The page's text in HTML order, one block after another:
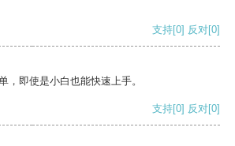
支持[0] 反对[0]
，即使是小白也能快速上手。
支持[0] 反对[0]